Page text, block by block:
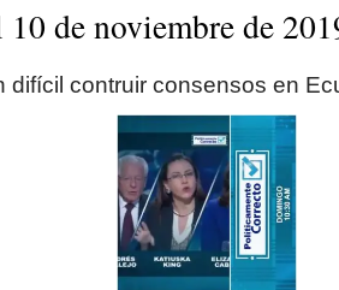
de noviembre de
difícil contruir consensos en